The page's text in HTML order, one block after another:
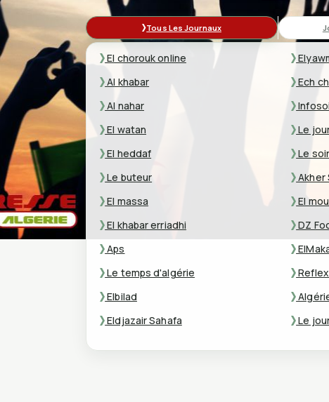
Tous Les Journaux
El chorouk online
Al khabar
Ech
Al nahar
El watan
Le
El heddaf
Le
Le buteur
Akher
El massa
El
El khabar erriadhi
DZ
Aps
Le temps d'algérie
Elbilad
Eldjazair Sahafa
Le